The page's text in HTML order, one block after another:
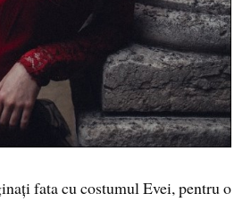
fata cu costumul Evei, pentru o